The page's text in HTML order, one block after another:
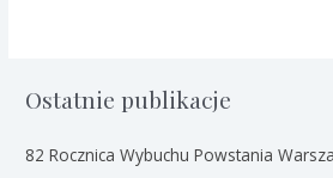
Ostatnie publikacje
82 Rocznica Wybuchu Powstania